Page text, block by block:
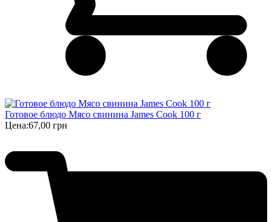
Готовое блюдо Мясо свинина James Cook 100 г
Цена:67,00 грн